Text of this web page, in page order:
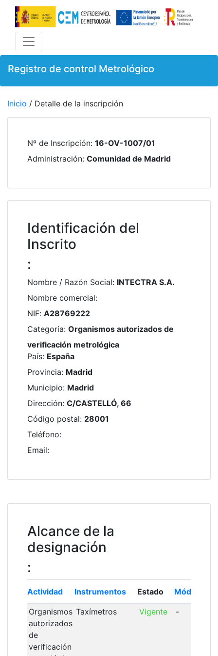
Registro de control Metrológico
Inicio / Detalle de la inscripción
Nº de Inscripción: 16-OV-1007/01
Administración: Comunidad de Madrid
Identificación del
Inscrito
:
Nombre / Razón Social: INTECTRA S.A.
Nombre comercial:
NIF: A28769222
Categoría: Organismos autorizados de
verificación metrológica
País: España
Provincia: Madrid
Municipio: Madrid
Dirección: C/CASTELLÓ, 66
Código postal: 28001
Teléfono:
Email:
Alcance de la
designación
:
Actividad Instrumentos Estado Módulo
Organismos
autorizados
de
verificación
Taxímetros Vigente -